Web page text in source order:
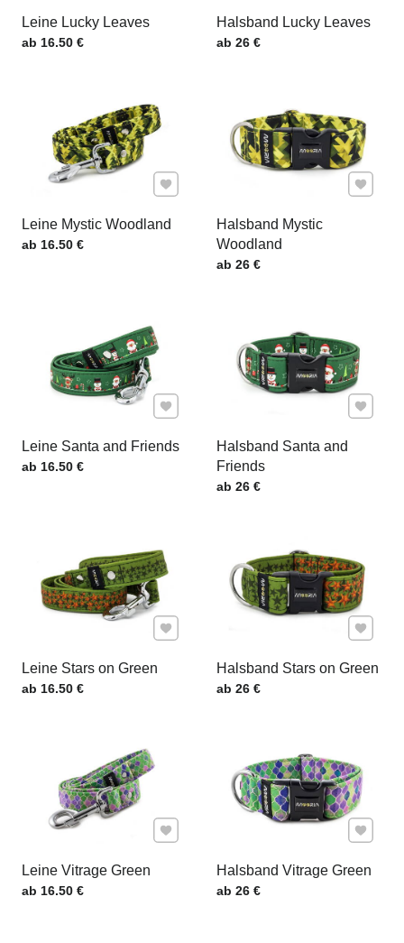
Leine Lucky Leaves
Preis mit MwSt.
ab 16.50 €
Halsband Lucky Leaves
Preis mit MwSt.
ab 26 €
Leine Mystic Woodland
Preis mit MwSt.
ab 16.50 €
Zu Favoriten hinzufügen
Halsband Mystic
Woodland
Preis mit MwSt.
ab 26 €
Zu
Leine Santa and Friends
Preis mit MwSt.
ab 16.50 €
Zu Favoriten hinzufügen
Halsband Santa and
Friends
Preis mit MwSt.
ab 26 €
Zu
Leine Stars on Green
Preis mit MwSt.
ab 16.50 €
Zu Favoriten hinzufügen
Halsband Stars on Green
Preis mit MwSt.
ab 26 €
Zu
Leine Vitrage Green
Preis mit MwSt.
ab 16.50 €
Zu Favoriten hinzufügen
Halsband Vitrage Green
Preis mit MwSt.
ab 26 €
Zu